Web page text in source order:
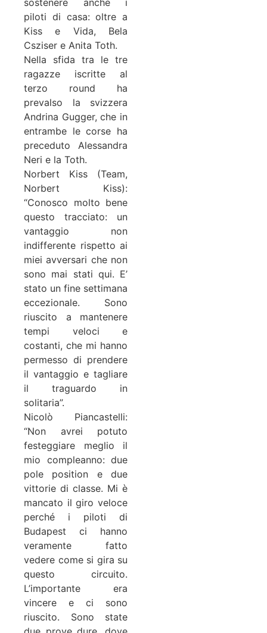
piloti di casa: oltre a
Kiss e Vida, Bela
Csziser e Anita Toth.
Nella sfida tra le tre
ragazze iscritte al
terzo round ha
prevalso la svizzera
Andrina Gugger, che in
entrambe le corse ha
preceduto Alessandra
Neri e la Toth.
Norbert Kiss (Team,
Norbert Kiss):
“Conosco molto bene
questo tracciato: un
vantaggio non
indifferente rispetto ai
miei avversari che non
sono mai stati qui. E’
stato un fine settimana
eccezionale. Sono
riuscito a mantenere
tempi veloci e
costanti, che mi hanno
permesso di prendere
il vantaggio e tagliare
il traguardo in
solitaria”.
Nicolò Piancastelli:
“Non avrei potuto
festeggiare meglio il
mio compleanno: due
pole position e due
vittorie di classe. Mi è
mancato il giro veloce
perché i piloti di
Budapest ci hanno
veramente fatto
vedere come si gira su
questo circuito.
L’importante era
vincere e ci sono
riuscito. Sono state